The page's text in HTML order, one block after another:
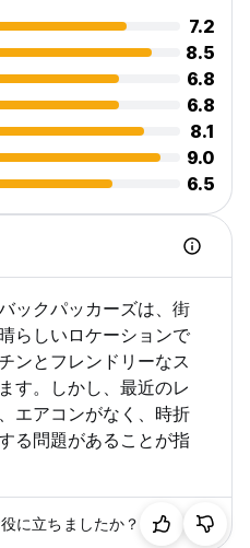
23rd December and 6st
due” payment will be
will be used and should
be cancelled.
will incur a
your accommodation. No
7.2
8.5
6.8
6.8
8.1
9.0
6.5
ックパッカーズは、街
らしいロケーションで
ンとフレンドリーなス
す。しかし、最近のレ
エアコンがなく、時折
る問題があることが指
に立ちましたか？